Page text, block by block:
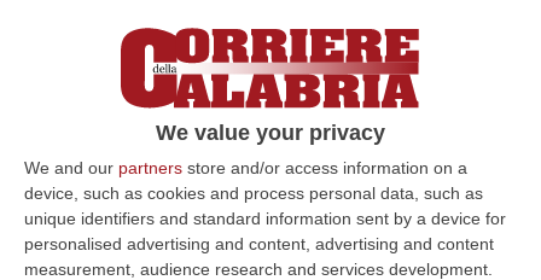
We value your privacy
We and our partners store and/or access information on a
device, such as cookies and process personal data, such as
unique identifiers and standard information sent by a device for
personalised advertising and content, advertising and content
measurement, audience research and services development.
la partecipazione ed il confronto tra una serie
di ospiti e realtà che da anni svolgono
un’importante opera di sensibilizzazione su
questi temi. La location nel Reggino,
l’affaccio sul mare e le date non sono
lasciate al caso, ma riconducono tutte al
tema che fa da sfondo e filo conduttore per